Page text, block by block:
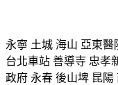
永寧 土城 海山 亞東醫
台北車站 善導寺 忠孝
政府 永春 後山埤 昆陽